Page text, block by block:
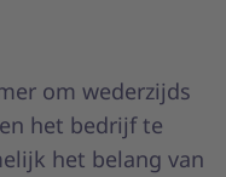
om wederzijds
het bedrijf te
het belang van